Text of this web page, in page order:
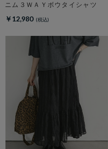
ニム３ＷＡＹボウタイシャツ
￥12,980